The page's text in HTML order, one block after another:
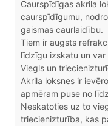
Caurspīdīgas akrila
caurspīdīgumu,
gaismas caurlaidību.
Tiem ir augsts
līdzīgu izskatu un
Viegls un
Akrila loksnes ir
apmēram puse no
Neskatoties uz to
triecienizturība, kas